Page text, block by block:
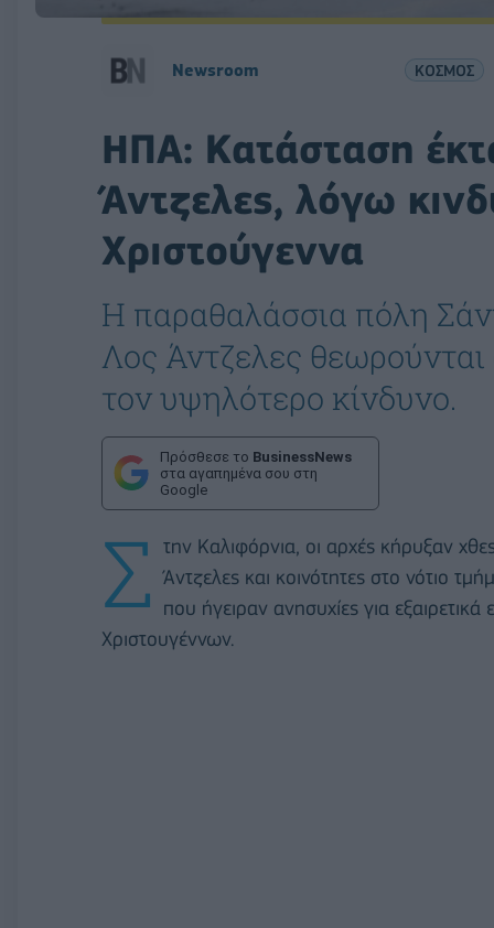
Newsroom ΚΟΣΜΟΣ
ΗΠΑ: Κατάσταση
Άντζελες, λόγω
Χριστούγεννα
Η παραθαλάσσια πόλη
Λος Άντζελες θεωρούνται
τον υψηλότερο κίνδυνο.
Πρόσθεσε το BusinessNews
στα αγαπημένα σου στη
Google
Σ την Καλιφόρνια, οι αρχές κήρυξαν
Άντζελες και κοινότητες στο νότιο
που ήγειραν ανησυχίες για
Χριστουγέννων.